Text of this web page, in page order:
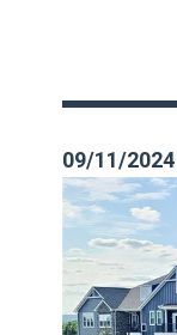
09/11/2024